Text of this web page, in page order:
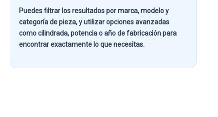
Puedes filtrar los resultados pormarca, modelo y
categoría de pieza, y utilizar opciones avanzadas
comocilindrada, potencia o año de fabricaciónpara
encontrar exactamente lo que necesitas.